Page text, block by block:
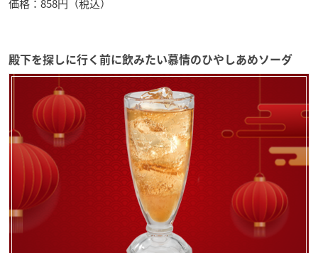
価格：858円（税込）
殿下を探しに行く前に飲みたい慕情のひやしあめソーダ